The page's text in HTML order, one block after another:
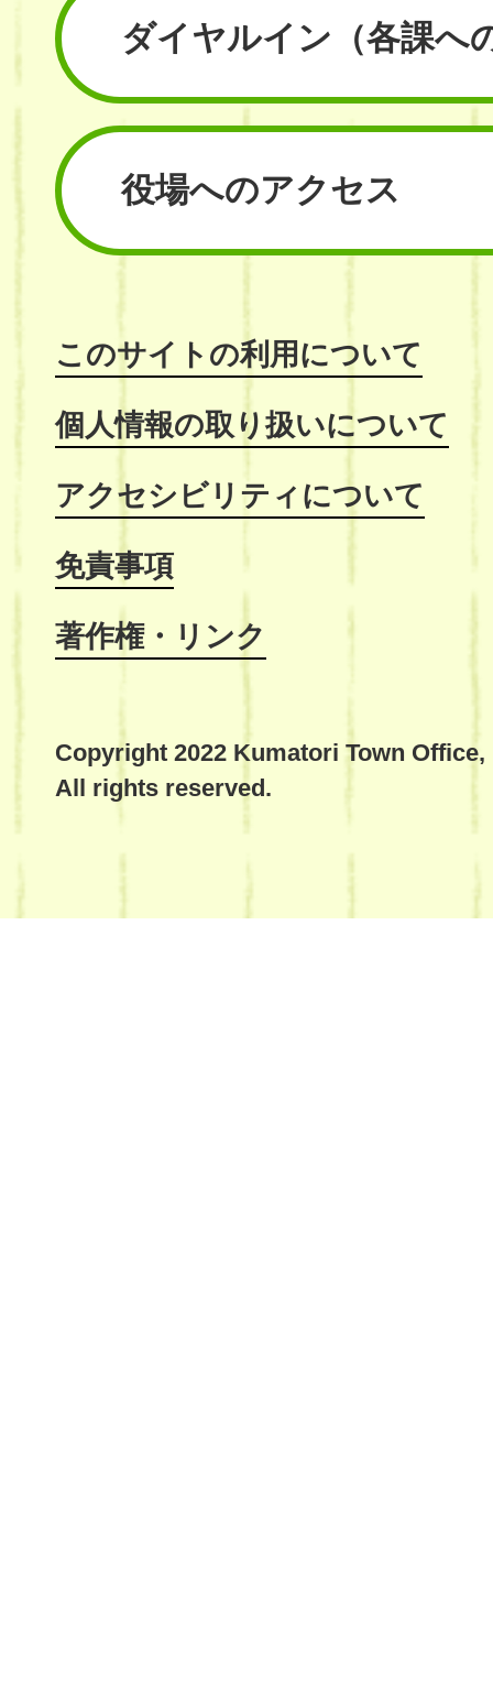
ダイヤルイン （各課へ
役場へのアクセス
このサイトの利用について
個人情報の取り扱いについて
アクセシビリティについて
免責事項
著作権・リンク
Copyright 2022 Kumatori Town Office,
All rights reserved.